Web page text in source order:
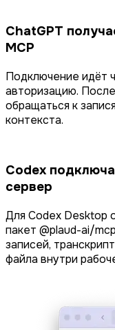
ChatGPT
MCP
Подключение идёт
авторизацию.
обращаться к
контекста.
Codex
сервер
Для Codex Desktop
пакет @plaud-ai/
записей,
файла внутри